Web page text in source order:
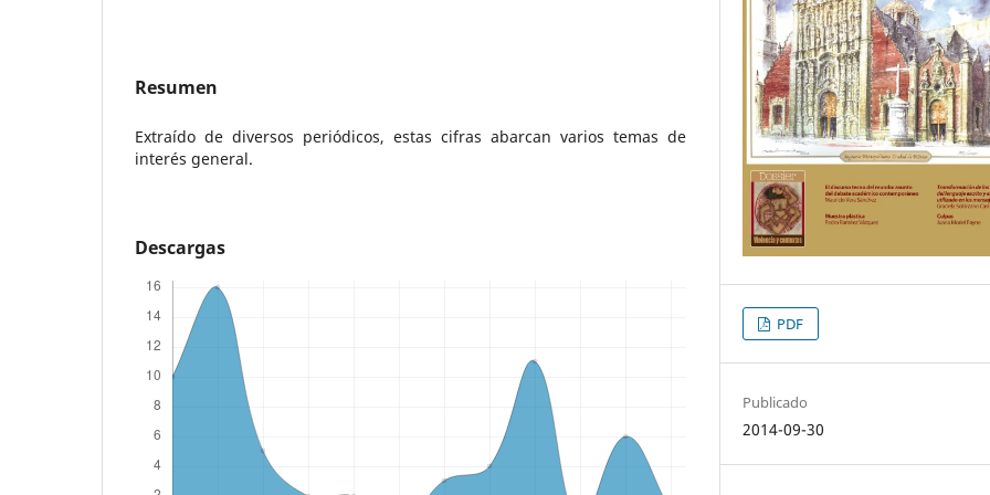
Resumen
Extraído de diversos periódicos, estas cifras abarcan varios temas de
interés general.
Descargas
PDF
Publicado
2014-09-30